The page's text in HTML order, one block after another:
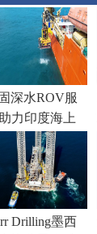
深水ROV服
力印度海上
钻井作业
Drilling墨西